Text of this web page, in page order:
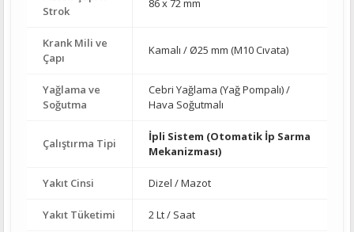
Strok
86 x 72 mm
Krank Mili ve
Çapı
Kamalı / Ø25 mm (M10 Cıvata)
Yağlama ve
Soğutma
Cebri Yağlama (Yağ Pompalı) /
Hava Soğutmalı
Çalıştırma Tipi
İpli Sistem (Otomatik İp Sarma
Mekanizması)
Yakıt Cinsi Dizel / Mazot
Yakıt Tüketimi 2 Lt / Saat